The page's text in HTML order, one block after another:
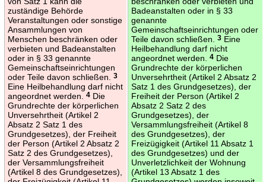
zuständige Behörde
Veranstaltungen oder sonstige
Ansammlungen von
Menschen beschränken oder
verbieten und Badeanstalten
oder in § 33 genannte
Gemeinschaftseinrichtungen
oder Teile davon schließen.
3
Eine Heilbehandlung darf nicht
angeordnet werden.
4Die
Grundrechte der körperlichen
Unversehrtheit (Artikel 2
Absatz 2 Satz 1 des
Grundgesetzes), der Freiheit
der Person (Artikel 2 Absatz 2
Satz 2 des Grundgesetzes),
der Versammlungsfreiheit
(Artikel 8 des Grundgesetzes),
Badeanstalten oder in § 33
genannte
Gemeinschaftseinrichtungen oder
Teile davon schließen.
3Eine
Heilbehandlung darf nicht
angeordnet werden.
4Die
Grundrechte der körperlichen
Unversehrtheit (Artikel 2 Absatz 2
Satz 1 des Grundgesetzes), der
Freiheit der Person (Artikel 2
Absatz 2 Satz 2 des
Grundgesetzes), der
Versammlungsfreiheit (Artikel 8
des Grundgesetzes), der
Freizügigkeit (Artikel 11 Absatz 1
des Grundgesetzes) und der
Unverletzlichkeit der Wohnung
(Artikel 13 Absatz 1 des